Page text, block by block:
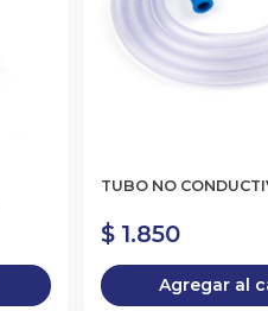
TUBO NO
$ 1.850
Agregar al